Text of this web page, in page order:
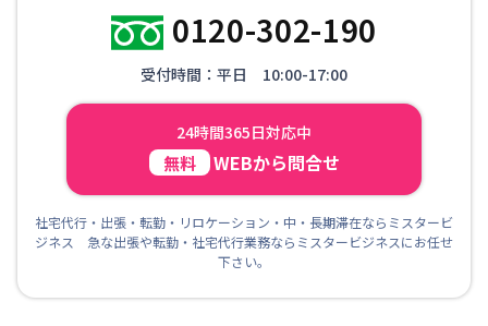
0120-302-190
受付時間：平日 10:00-17:00
24時間365日対応中
無料 WEBから問合せ
社宅代行・出張・転勤・リロケーション・中・長期滞在ならミスタービ
ジネス 急な出張や転勤・社宅代行業務ならミスタービジネスにお任せ
下さい。